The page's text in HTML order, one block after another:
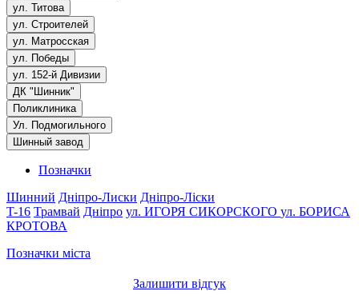
ул. Титова
ул. Строителей
ул. Матросская
ул. Победы
ул. 152-й Дивизии
ДК "Шинник"
Поликлиника
Ул. Подмогильного
Шинный завод
Позначки
Шинний Дніпро-Лиски Дніпро-Ліски
T-16 Трамвай Дніпро ул. ИГОРЯ СИКОРСКОГО ул. БОРИСА
КРОТОВА
Позначки міста
Залишити відгук